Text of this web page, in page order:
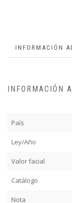
INFORMACIÓN
INFORMACIÓN
País
Ley/Año
Valor facial
Catálogo
Nota